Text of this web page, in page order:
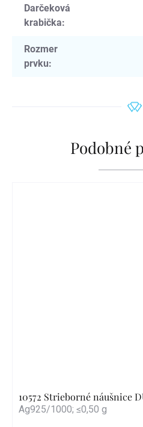
Darčeková
krabička:
Rozmer
prvku:
Podobné
10572 Strieborné náušnice
Ag925/1000; ≤0,50 g